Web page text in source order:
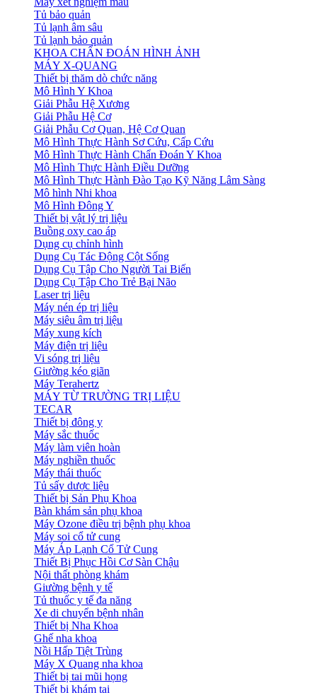
Tủ bảo quản
Tủ lạnh âm sâu
Tủ lạnh bảo quản
KHOA CHẨN ĐOÁN HÌNH ẢNH
MÁY X-QUANG
Thiết bị thăm dò chức năng
Mô Hình Y Khoa
Giải Phẫu Hệ Xương
Giải Phẫu Hệ Cơ
Giải Phẫu Cơ Quan, Hệ Cơ Quan
Mô Hình Thực Hành Sơ Cứu, Cấp Cứu
Mô Hình Thực Hành Chẩn Đoán Y Khoa
Mô Hình Thực Hành Điều Dưỡng
Mô Hình Thực Hành Đào Tạo Kỹ Năng Lâm Sàng
Mô hình Nhi khoa
Mô Hình Đông Y
Thiết bị vật lý trị liệu
Buồng oxy cao áp
Dụng cụ chỉnh hình
Dụng Cụ Tác Động Cột Sống
Dụng Cụ Tập Cho Người Tai Biến
Dụng Cụ Tập Cho Trẻ Bại Não
Laser trị liệu
Máy nén ép trị liệu
Máy siêu âm trị liệu
Máy xung kích
Máy điện trị liệu
Vi sóng trị liệu
Giường kéo giãn
Máy Terahertz
MÁY TỪ TRƯỜNG TRỊ LIỆU
TECAR
Thiết bị đông y
Máy sắc thuốc
Máy làm viên hoàn
Máy nghiền thuốc
Máy thái thuốc
Tủ sấy dược liệu
Thiết bị Sản Phụ Khoa
Bàn khám sản phụ khoa
Máy Ozone điều trị bệnh phụ khoa
Máy soi cổ tử cung
Máy Áp Lạnh Cổ Tử Cung
Thiết Bị Phục Hồi Cơ Sàn Chậu
Nội thất phòng khám
Giường bệnh y tế
Tủ thuốc y tế đa năng
Xe di chuyển bệnh nhân
Thiết bị Nha Khoa
Ghế nha khoa
Nồi Hấp Tiệt Trùng
Máy X Quang nha khoa
Thiết bị tai mũi họng
Thiết bị khám tai